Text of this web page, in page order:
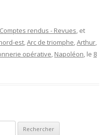
Comptes rendus - Revues, et
est,Arc de triomphe,Arthur,
opérative, Napoléon, le 8